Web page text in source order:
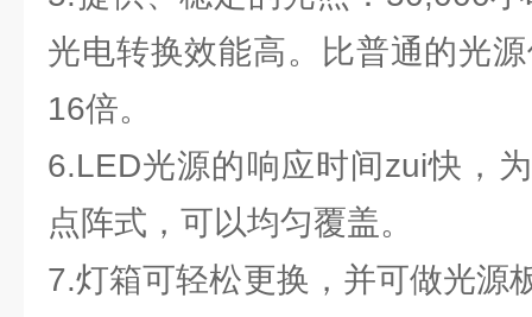
光电转换效能高。比普通的光
16倍。
6.LED光源的响应时间zui快，
点阵式，可以均匀覆盖。
7.灯箱可轻松更换，并可做光源